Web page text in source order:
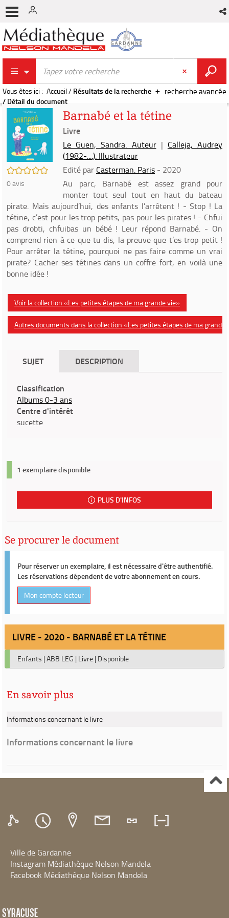
recherche avancée
Vous êtes ici : Accueil/ Résultats de la recherche
/ Détail du document
/5
0avis
Barnabé et la tétine
Livre
Le Guen, Sandra. Auteur| Calleja, Audrey
(1982-....). Illustrateur
Edité par Casterman. Paris - 2020
Au parc, Barnabé est assez grand pour
monter tout seul tout en haut du bateau
pirate. Mais aujourd’hui, des enfants l’arrêtent ! - Stop ! La
tétine, c’est pour les trop petits, pas pour les pirates ! - Chfui
pas drobti, chfuibas un bébé ! Leur répond Barnabé. - On
comprend rien à ce que tu dis, la preuve que t’es trop petit !
Pour arrêter la tétine, pourquoi ne pas faire comme un vrai
pirate? Cacher ses tétines dans un coffre fort, en voilà une
bonne idée !
Voir la collection «Les petites étapes de ma grande vie»
Autres documents dans la collection «Les petites étapes de ma grande
SUJET DESCRIPTION
Classification
Albums 0-3 ans
Centre d'intérêt
sucette
1 exemplaire disponible
PLUS D'INFOS
Se procurer le document
Pour réserver un exemplaire, il est nécessaire d'être authentifié.
Les réservations dépendent de votre abonnement en cours.
Mon compte lecteur
LIVRE - 2020 - BARNABÉ ET LA TÉTINE
Enfants | ABB LEG | Livre | Disponible
En savoir plus
Informations concernant le livre
Informations concernant le livre
Ville de Gardanne
Instagram Médiathèque Nelson Mandela
Facebook Médiathèque Nelson Mandela
SYRACUSE